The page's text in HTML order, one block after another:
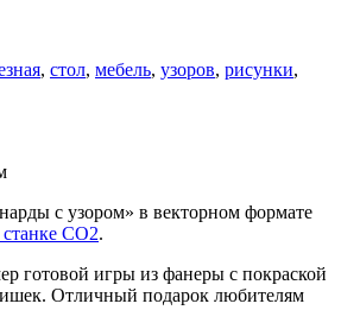
, стол, мебель, узоров, рисунки,
с узором» в векторном формате
станке СО2.
готовой игры из фанеры с покраской
Отличный подарок любителям